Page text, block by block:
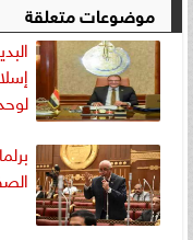
موضوعات متعلقة